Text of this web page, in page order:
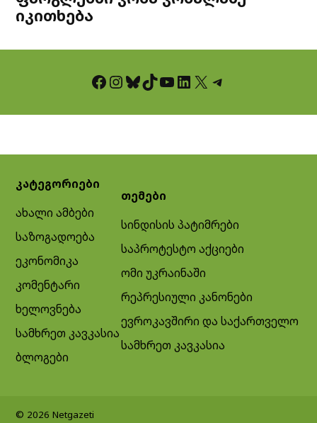
იკითხება
Facebook InstagramBluesky TikTok YouTube LinkedIn X Telegram
კატეგორიები
ახალი ამბები
საზოგადოება
ეკონომიკა
კომენტარი
ხელოვნება
სამხრეთ კავკასია
ბლოგები
თემები
სინდისის პატიმრები
საპროტესტო აქციები
ომი უკრაინაში
რეპრესიული კანონები
ევროკავშირი და საქართველო
სამხრეთ კავკასია
© 2026 Netgazeti